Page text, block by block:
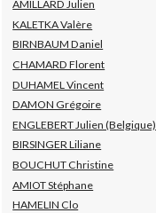
AMILLARD Julien
KALETKA Valère
BIRNBAUM Daniel
CHAMARD Florent
DUHAMEL Vincent
DAMON Grégoire
ENGLEBERT Julien (Belgique)
BIRSINGER Liliane
BOUCHUT Christine
AMIOT Stéphane
HAMELIN Clo